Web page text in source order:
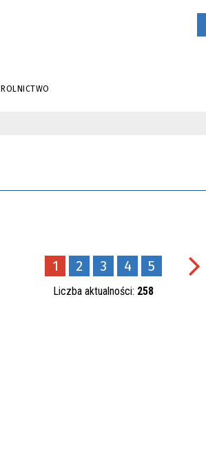
ROLNICTWO
1 2 3 4 5
Liczba aktualności: 258